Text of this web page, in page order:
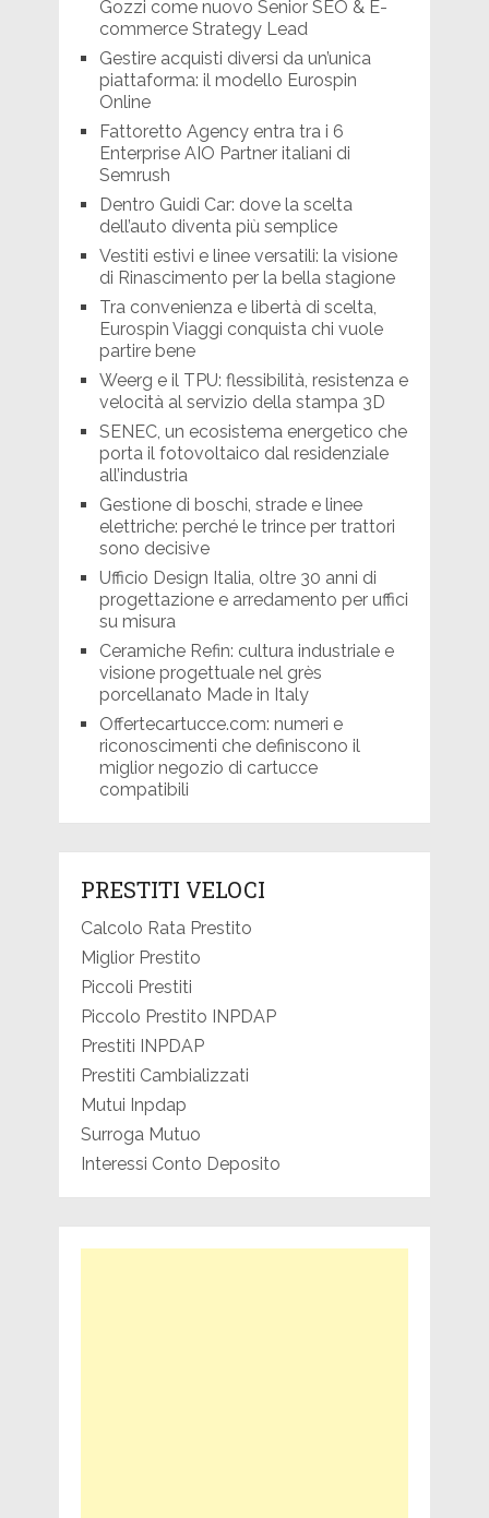
Gozzi come nuovo Senior SEO & E-
commerce Strategy Lead
Gestire acquisti diversi da un’unica
piattaforma: il modello Eurospin
Online
Fattoretto Agency entra tra i 6
Enterprise AIO Partner italiani di
Semrush
Dentro Guidi Car: dove la scelta
dell’auto diventa più semplice
Vestiti estivi e linee versatili: la visione
di Rinascimento per la bella stagione
Tra convenienza e libertà di scelta,
Eurospin Viaggi conquista chi vuole
partire bene
Weerg e il TPU: flessibilità, resistenza e
velocità al servizio della stampa 3D
SENEC, un ecosistema energetico che
porta il fotovoltaico dal residenziale
all’industria
Gestione di boschi, strade e linee
elettriche: perché le trince per trattori
sono decisive
Ufficio Design Italia, oltre 30 anni di
progettazione e arredamento per uffici
su misura
Ceramiche Refin: cultura industriale e
visione progettuale nel grès
porcellanato Made in Italy
Offertecartucce.com: numeri e
riconoscimenti che definiscono il
miglior negozio di cartucce
compatibili
PRESTITI VELOCI
Calcolo Rata Prestito
Miglior Prestito
Piccoli Prestiti
Piccolo Prestito INPDAP
Prestiti INPDAP
Prestiti Cambializzati
Mutui Inpdap
Surroga Mutuo
Interessi Conto Deposito